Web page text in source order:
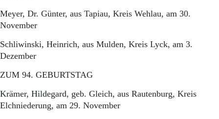
Meyer, Dr. Günter, aus Tapiau, Kreis Wehlau, am 30.
November
Schliwinski, Heinrich, aus Mulden, Kreis Lyck, am 3.
Dezember
ZUM 94. GEBURTSTAG
Krämer, Hildegard, geb. Gleich, aus Rautenburg, Kreis
Elchniederung, am 29. November